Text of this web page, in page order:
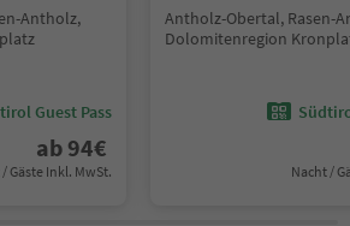
Antholz,
Guest Pass
ab 94€
Gäste Inkl. MwSt.
Antholz-Obertal, Rasen-
Dolomitenregion
Nacht /